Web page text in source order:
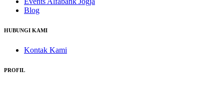
Blog
HUBUNGI KAMI
Kontak Kami
PROFIL